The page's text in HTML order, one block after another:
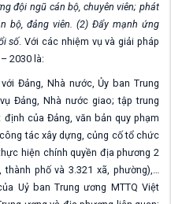
đội ngũ cán bộ, chuyên viên; phát
bộ, đảng viên.(2) Đẩy mạnh ứng
số. Với các nhiệm vụ và giải pháp
2030 là:
Đảng, Nhà nước, Ủy ban Trung
Đảng, Nhà nước giao; tập trung
của Đảng, văn bản quy phạm
tác xây dựng, củng cốtổ chức
hiện chính quyền địa phương 2
phố và 3.321 xã, phường),…
Uỷ ban Trung ương MTTQ Việt